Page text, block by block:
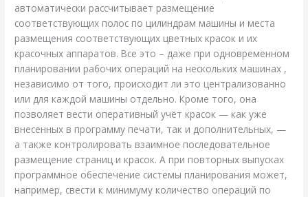
автоматически рассчитывает размещение
соответствующих полос по цилиндрам машины и места
размещения соответствующих цветных красок и их
красочных аппаратов. Все это – даже при одновременном
планировании рабочих операций на нескольких машинах ,
независимо от того, происходит ли это централизованно
или для каждой машины отдельно. Кроме того, она
позволяет вести оперативный учёт красок — как уже
внесенных в программу печати, так и дополнительных, —
а также контролировать взаимное последовательное
размещение страниц и красок. А при повторных выпусках
программное обеспечение системы планирования может,
например, свести к минимуму количество операций по